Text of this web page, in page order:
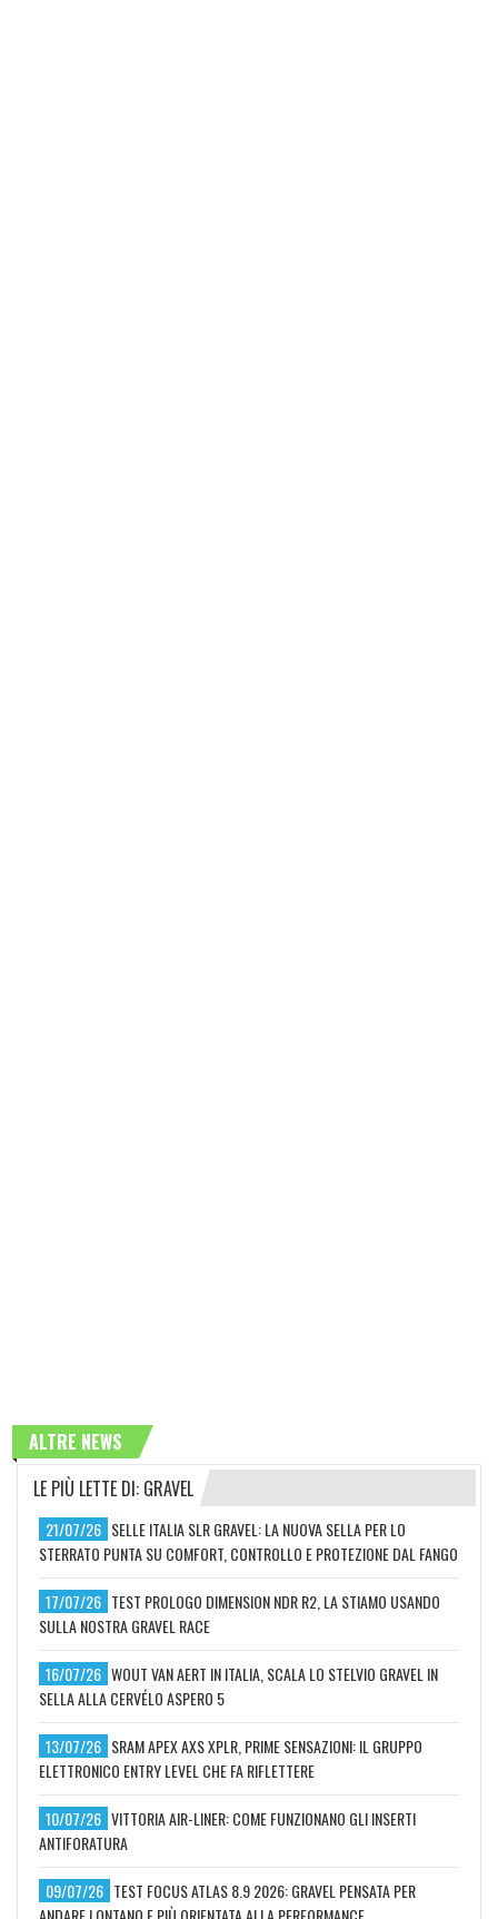
ALTRE NEWS
LE PIÙ LETTE DI: GRAVEL
21/07/26 SELLE ITALIA SLR GRAVEL: LA NUOVA SELLA PER LO
STERRATO PUNTA SU COMFORT, CONTROLLO E PROTEZIONE DAL FANGO
17/07/26 TEST PROLOGO DIMENSION NDR R2, LA STIAMO USANDO
SULLA NOSTRA GRAVEL RACE
16/07/26 WOUT VAN AERT IN ITALIA, SCALA LO STELVIO GRAVEL IN
SELLA ALLA CERVÉLO ASPERO 5
13/07/26 SRAM APEX AXS XPLR, PRIME SENSAZIONI: IL GRUPPO
ELETTRONICO ENTRY LEVEL CHE FA RIFLETTERE
10/07/26 VITTORIA AIR-LINER: COME FUNZIONANO GLI INSERTI
ANTIFORATURA
09/07/26 TEST FOCUS ATLAS 8.9 2026: GRAVEL PENSATA PER